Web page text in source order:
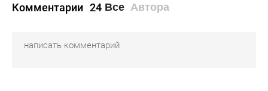
Комментарии 24 Все Автора